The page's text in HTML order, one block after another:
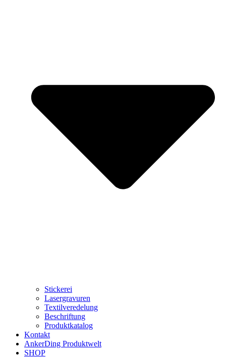
Stickerei
Lasergravuren
Textilveredelung
Beschriftung
Produktkatalog
Kontakt
AnkerDing Produktwelt
SHOP